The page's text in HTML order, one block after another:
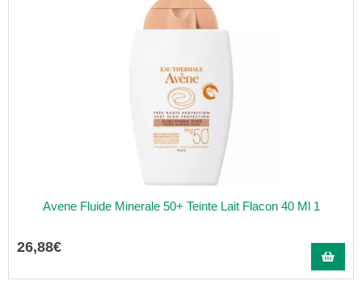
Avene Fluide Minerale 50+ Teinte Lait Flacon 40 Ml 1
26,88€